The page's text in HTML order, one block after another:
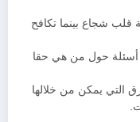
قلب شجاع بينما تكافح
أسئلة حول من هي حقا
التي يمكن من خلالها